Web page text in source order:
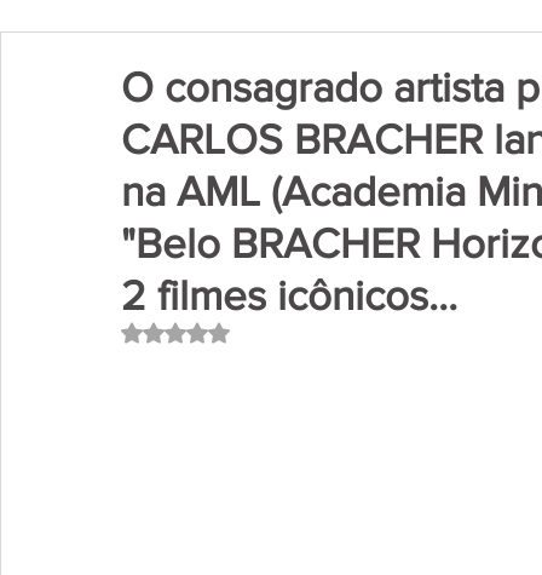
O consagrado artista
CARLOS BRACHER
na AML (Academia
"Belo BRACHER
2 filmes icônicos...
Avaliado com NaN de 5 estrelas.